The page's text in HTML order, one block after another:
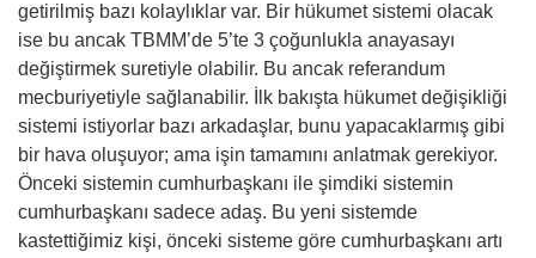
getirilmiş bazı kolaylıklar var. Bir hükumet sistemi olacak
ise bu ancak TBMM’de 5’te 3 çoğunlukla anayasayı
değiştirmek suretiyle olabilir. Bu ancak referandum
mecburiyetiyle sağlanabilir. İlk bakışta hükumet değişikliği
sistemi istiyorlar bazı arkadaşlar, bunu yapacaklarmış gibi
bir hava oluşuyor; ama işin tamamını anlatmak gerekiyor.
Önceki sistemin cumhurbaşkanı ile şimdiki sistemin
cumhurbaşkanı sadece adaş. Bu yeni sistemde
kastettiğimiz kişi, önceki sisteme göre cumhurbaşkanı artı